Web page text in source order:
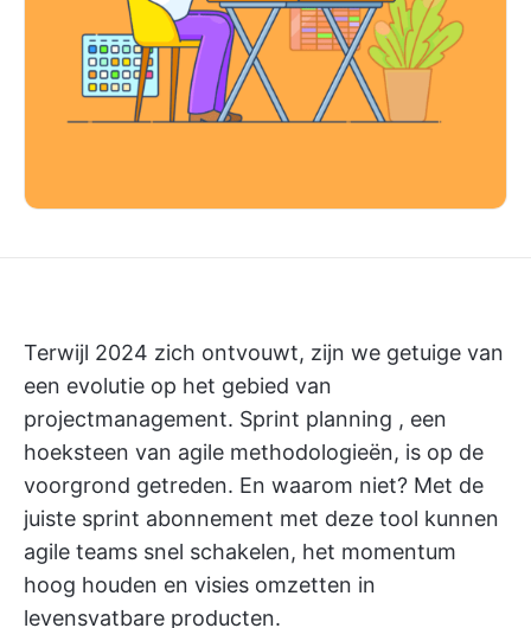
Terwijl 2024 zich ontvouwt, zijn we getuige van
een evolutie op het gebied van
projectmanagement. Sprint planning , een
hoeksteen van agile methodologieën, is op de
voorgrond getreden. En waarom niet? Met de
juiste sprint abonnement met deze tool kunnen
agile teams snel schakelen, het momentum
hoog houden en visies omzetten in
levensvatbare producten.